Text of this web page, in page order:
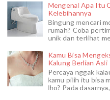
Mengenal Apa Itu
Kelebihannya
Bingung mencari
rumah? Coba
unik dan terlihat
Kamu Bisa
Kalung Berlian Asli
Percaya nggak
kamu pilih itu bisa
lho? Pada